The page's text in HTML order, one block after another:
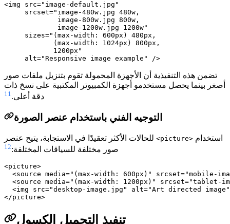
<img src="image-default.jpg"
     srcset="image-480w.jpg 480w,
             image-800w.jpg 800w,
             image-1200w.jpg 1200w"
     sizes="(max-width: 600px) 480px,
            (max-width: 1024px) 800px,
            1200px"
تضمن هذه التنفيذية أن الأجهزة المحمولة تقوم بتنزيل ملفات صور
أصغر بينما يحصل مستخدمو أجهزة الكمبيوتر المكتبية على نسخ ذات
دقة أعلى.11
التوجيه الفني باستخدام عنصر الصورة
<picture>
صور مختلفة للسياقات المختلفة:12
<picture>
<source media="(max-width: 600px)" srcset="mobile-
<source media="(max-width: 1200px)" srcset="tablet-
<img src="desktop-image.jpg" alt="Art directed
تنفيذ التحميل الكسول